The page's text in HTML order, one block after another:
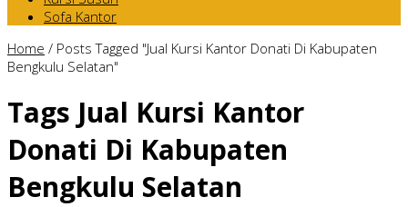
Sofa Kantor
Home / Posts Tagged "Jual Kursi Kantor Donati Di Kabupaten
Bengkulu Selatan"
Tags Jual Kursi Kantor
Donati Di Kabupaten
Bengkulu Selatan